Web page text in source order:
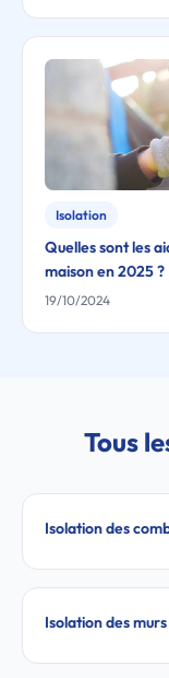
Isolation
Quelles sont les
maison en 2025 ?
19/10/2024
Tous
Isolation des
Isolation des murs